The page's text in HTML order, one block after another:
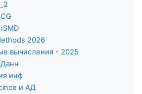
2026
вычисления - 2025
инф
и АД